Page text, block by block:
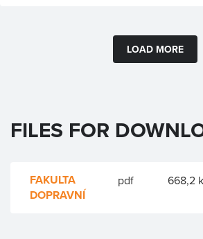
LOAD MORE
FILES FOR
FAKULTA
DOPRAVNÍ
pdf 668,2